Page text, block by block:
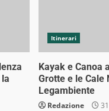
Itinerari
Kayak e Canoa
Grotte e le Cale
Legambiente
Redazione